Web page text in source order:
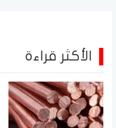
الأكثر قراءة